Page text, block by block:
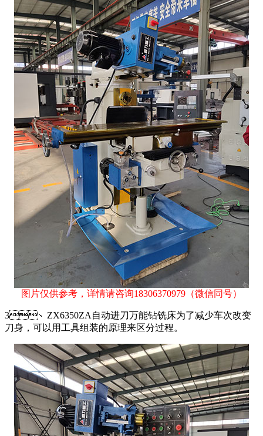
图片仅供参考，详情请咨询18306370979 （微信同号）
3、ZX6350ZA自动进刀万能钻铣床为了减少车次改变
刀身，可以用工具组装的原理来区分过程。